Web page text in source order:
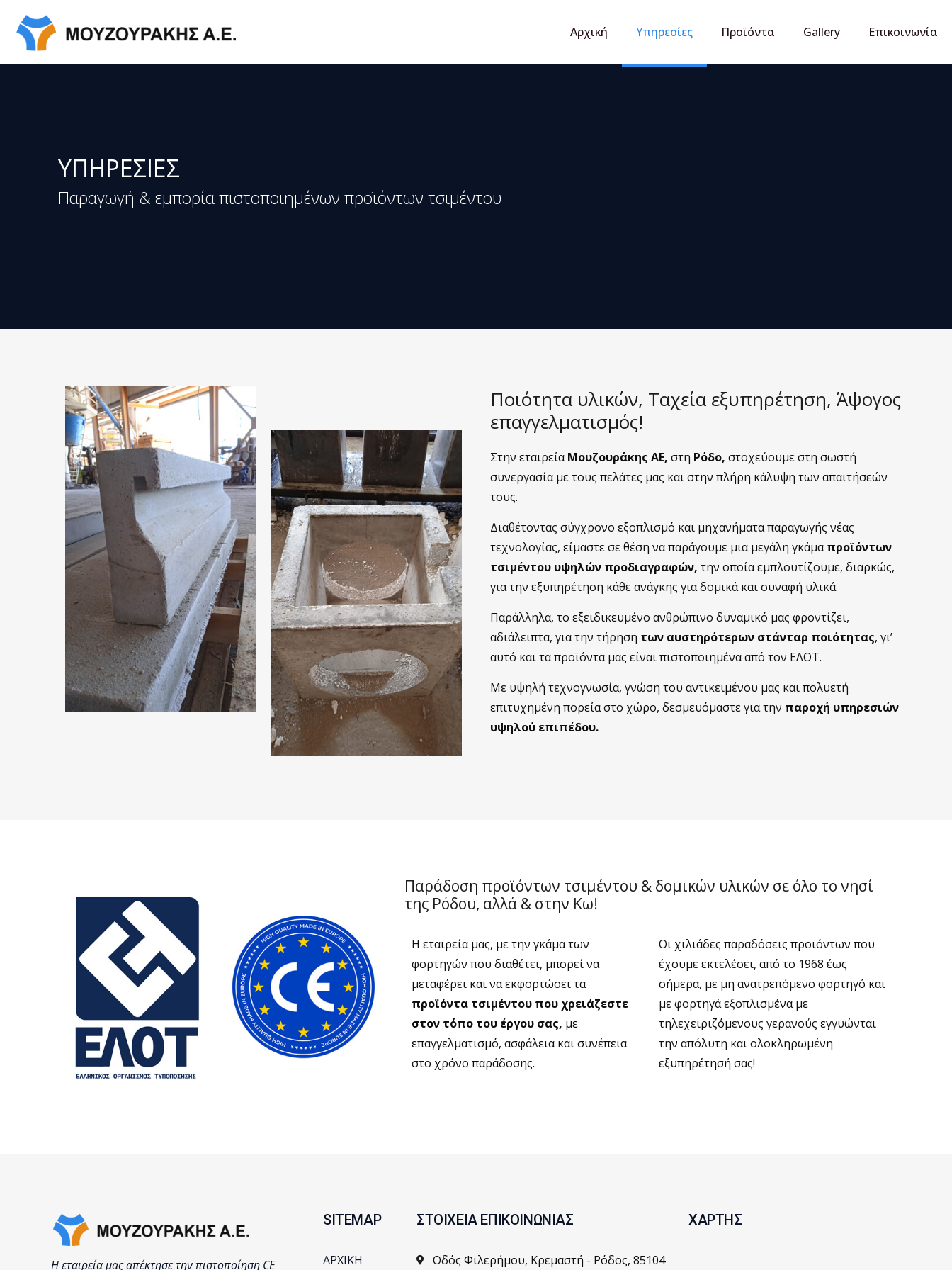
Αρχική Υπηρεσίες Προϊόντα Gallery Επικοινωνία
ΥΠΗΡΕΣΙΕΣ
Παραγωγή & εμπορία πιστοποιημένων προϊόντων τσιμέντου
Ποιότητα υλικών, Ταχεία εξυπηρέτηση, Άψογος
επαγγελματισμός!
Στην εταιρείαΜουζουράκης ΑΕ, στη Ρόδο, στοχεύουμε στη σωστή
συνεργασία με τους πελάτες μας και στην πλήρη κάλυψη των απαιτήσεών
τους.
Διαθέτοντας σύγχρονο εξοπλισμό και μηχανήματα παραγωγής νέας
τεχνολογίας, είμαστε σε θέση να παράγουμε μια μεγάλη γκάμαπροϊόντων
τσιμέντου υψηλών προδιαγραφών, την οποία εμπλουτίζουμε, διαρκώς,
για την εξυπηρέτηση κάθε ανάγκης για δομικά και συναφή υλικά.
Παράλληλα, το εξειδικευμένο ανθρώπινο δυναμικό μας φροντίζει,
αδιάλειπτα, για την τήρηση των αυστηρότερων στάνταρ ποιότητας, γι’
αυτό και τα προϊόντα μας είναι πιστοποιημένα από τον ΕΛΟΤ.
Με υψηλή τεχνογνωσία, γνώση του αντικειμένου μας και πολυετή
επιτυχημένη πορεία στο χώρο, δεσμευόμαστε για την παροχή υπηρεσιών
υψηλού επιπέδου.
Παράδοση προϊόντων τσιμέντου & δομικών υλικών σε όλο το νησί
της Ρόδου, αλλά & στην Κω!
Η εταιρεία μας, με την γκάμα των
φορτηγών που διαθέτει, μπορεί να
μεταφέρει και να εκφορτώσει τα
προϊόντα τσιμέντου που χρειάζεστε
στον τόπο του έργου σας, με
επαγγελματισμό, ασφάλεια και συνέπεια
στο χρόνο παράδοσης.
Οι χιλιάδες παραδόσεις προϊόντων που
έχουμε εκτελέσει, από το 1968 έως
σήμερα, με μη ανατρεπόμενο φορτηγό και
με φορτηγά εξοπλισμένα με
τηλεχειριζόμενους γερανούς εγγυώνται
την απόλυτη και ολοκληρωμένη
εξυπηρέτησή σας!
Η εταιρεία μας απέκτησε την πιστοποίηση CE
SITEMAP
ΑΡΧΙΚΗ
ΣΤΟΙΧΕΙΑ ΕΠΙΚΟΙΝΩΝΙΑΣ
Οδός Φιλερήμου, Κρεμαστή - Ρόδος, 85104
ΧΑΡΤΗΣ